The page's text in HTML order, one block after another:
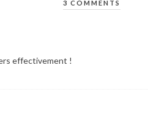
3 COMMENTS
effectivement !